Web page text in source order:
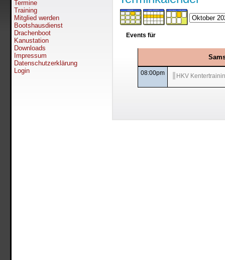
Termine
Training
Mitglied werden
Bootshausdienst
Drachenboot
Kanustation
Downloads
Impressum
Datenschutzerklärung
Login
Events für
08:00pm HKV